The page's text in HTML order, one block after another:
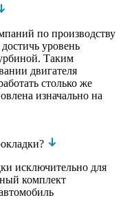
по производству
уровень
Таким
двигателя
столько же
изначально на
исключительно для
комплект